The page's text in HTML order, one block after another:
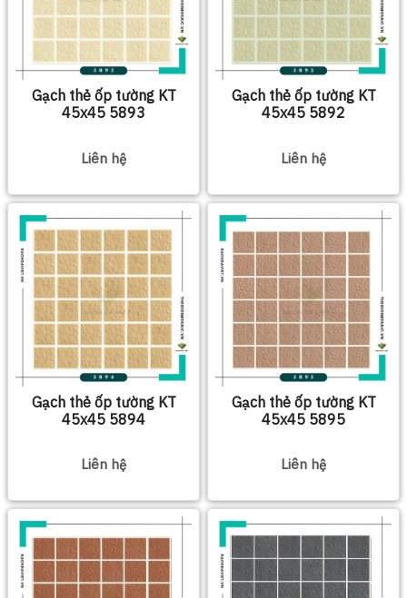
Gạch thẻ ốp tường KT
45x45 5893
Liên hệ
Gạch thẻ ốp tường KT
45x45 5892
Liên hệ
Gạch thẻ ốp tường KT
45x45 5894
Liên hệ
Gạch thẻ ốp tường KT
45x45 5895
Liên hệ